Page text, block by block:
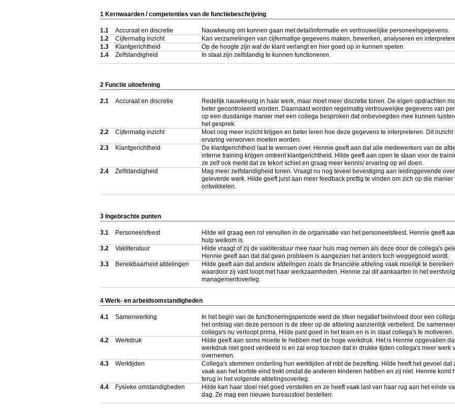
1 Kernwaarden / competenties van de functiebeschrijving
1.1 Accuraat en discretie
Nauwkeurig om kunnen gaan met detailinformatie en vertrouwelijke personeelsgegevens.
1.2
Cijfermatig inzicht
Kan verzamelingen van cijfermatige gegevens maken, bewerken, analyseren en
1.3
Klantgerichtheid
Op de hoogte zijn wat de klant verlangt en hier goed op in kunnen spelen.
1.4
Zelfstandigheid In staat zijn zelfstandig te kunnen functioneren.
2 Functie uitoefening
2.1 Accuraat en discretie
Redelijk nauwkeurig in haar werk, maar moet meer discretie tonen. De eigen opdrachten
beter gecontroleerd worden. Daarnaast worden regelmatig vertrouwelijke gegevens van
op een dusdanige manier met een collega besproken dat onbevoegden mee kunnen
het gesprek.
2.2
Cijfermatig inzicht
Moet nog meer inzicht krijgen en beter leren hoe deze gegevens te interpreteren. Dit inzicht
ervaring verworven moeten worden.
2.3
Klantgerichtheid
De klantgerichtheid laat te wensen over. Hennie geeft aan dat alle medewerkers van de
interne training krijgen omtrent klantgerichtheid. Hilde geeft aan open te staan voor de
ze zelf ook merkt dat ze tekort schiet en graag meer kennis/ ervaring op wil doen.
2.4
Zelfstandigheid
Mag meer zelfstandigheid tonen. Vraagt nu nog teveel bevestiging aan leidinggevende
geleverde werk. Hilde geeft juist aan meer feedback prettig te vinden om zich op die manier
ontwikkelen.
3 Ingebrachte punten
3.1 Personeelsfeest
Hilde wil graag een rol vervullen in de organisatie van het personeelsfeest. Hennie geeft
hulp welkom is.
3.2
Vakliteratuur
Hilde vraagt of zij de vakliteratuur mee naar huis mag nemen als deze door de collega's
Hennie geeft aan dat dat geen probleem is aangezien het anders toch weggegooid wordt.
3.3
Bereikbaarheid afdelingen
Hilde geeft aan dat andere afdelingen zoals de financiële afdeling vaak moeilijk te bereiken
waardoor zij vast loopt met haar werkzaamheden. Hennie zal dit aankaarten in het
managementoverleg.
4 Werk- en arbeidsomstandigheden
4.1 Samenwerking
In het begin van de functioneringsperiode werd de sfeer negatief beïnvloed door een
het ontslag van deze persoon is de sfeer op de afdeling aanzienlijk verbeterd. De
collega's nu verloopt prima, Hilde past goed in het team en is in staat collega's te motiveren.
4.2
Werkdruk
Hilde geeft aan soms moeite te hebben met de hoge werkdruk. Het is Hennie opgevallen
werkdruk niet goed verdeeld is en zal erop toezien dat in drukke tijden collega's meer werk
overnemen.
4.3
Werktijden
Collega's stemmen onderling hun werktijden af mbt de bezetting. Hilde heeft het gevoel dat
vaak aan het kortste eind trekt omdat de anderen kinderen hebben en zij niet. Hennie komt
terug in het volgende afdelingsoverleg.
4.4
Fysieke omstandigheden
Hilde kan haar stoel niet goed verstellen en ze heeft vaak last van haar rug aan het einde
dag. Ze mag een nieuwe bureaustoel bestellen.